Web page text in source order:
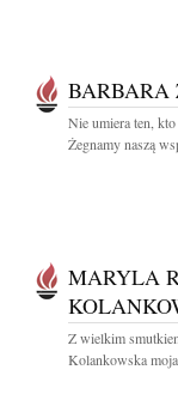
BARBARA
Nie umiera ten,
Żegnamy naszą
MARYLA
Z wielkim
Kolankowska